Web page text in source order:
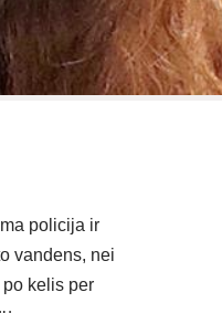
policija ir
vandens, nei
kelis per